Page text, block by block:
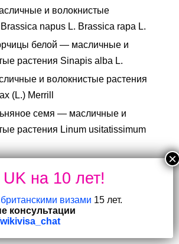
и волокнистые
napus L. Brassica rapa L.
белой — масличные и
растения Sinapis alba L.
и волокнистые растения
(L.) Merrill
семя — масличные и
растения Linum usitatissimum
изолированную кору
вам понадобится
сертификат:
британскими визами 15 лет.
консультации